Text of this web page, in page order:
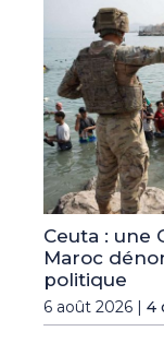
Ceuta : une
Maroc
politique
6 août 2026 | 4